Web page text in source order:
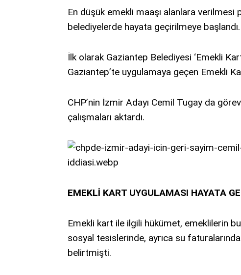
En düşük emekli maaşı alanlara verilmesi
belediyelerde hayata geçirilmeye başlandı.
İlk olarak Gaziantep Belediyesi ‘Emekli
Gaziantep’te uygulamaya geçen Emekli
CHP’nin İzmir Adayı Cemil Tugay da
çalışmaları aktardı.
EMEKLİ KART UYGULAMASI HAYATA
Emekli kart ile ilgili hükümet, emeklilerin
sosyal tesislerinde, ayrıca su
belirtmişti.